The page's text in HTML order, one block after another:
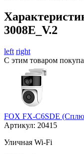
3008E_V.2
left right
С этим товаром
FOX FX-C6SDE
Артикул: 20415
Уличная Wi-Fi